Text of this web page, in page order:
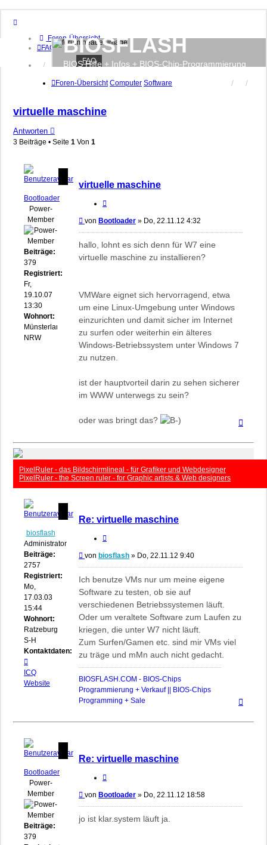
Foren-Übersicht
FAQ
Anmelden
BIOSFLASH
BIOS Hilfe + Infos + BIOS-Chip-Programmierung
FAQ
Foren-Übersicht Computer Software
virtuelle maschine
Antworten
3 Beiträge • Seite 1 Von 1
Bootloader
Power-
Member
Beiträge:
379
Registriert:
Fr,
19.10.07
13:30
Wohnort:
Münsterland
NRW
virtuelle maschine
Beitrag
von Bootloader » Do, 22.11.12 4:32
hallo, lohnt es sich denn für W7 eine
virtuelle maschine zu installieren?
VMWare eignet sich hervorragend, etwa
um eine Linux-Umgebung unter Windows
einzurichten und damit sicher im Internet
zu surfen oder weiterhin ein älteres
Windows-Betriebssystem unter Windows 7
zu nutzen.
ist der hauptvorteil darin zu sehen sicherer
im WWW unterwegs zu sein?
oder was bringt das?
PixelRuler - das Bildschirmlineal - für Grafiker und Webdesigner
PixelRuler - the Screen ruler - for Graphic artists & Web designers
biosflash
Administrator
Beiträge:
2757
Registriert:
Mo,
17.03.03
15:44
Wohnort:
Ratzeburg,
S-H
Kontaktdaten:
von
biosflash
ICQ
Website
Re: virtuelle maschine
Beitrag
von biosflash » Do, 22.11.12 9:40
Ich benutze VMs nur um meine eigene
Software zu testen, ob sie auf
verschiedenen Betriebssystemen läuft.
Oder um veraltete Software zum Laufen zu
kriegen, die unter W7 nicht läuft.
Zum Surfen/Gamen etc. sind mir VMs viel
zu träge und mMn auch nicht gedacht.
BIOSFLASH.COM - BIOS-Chips
Programmierung + Verkauf || BIOS-Chips
Programming + Sale
Bootloader
Power-
Member
Beiträge:
379
Re: virtuelle maschine
Beitrag
von Bootloader » Do, 22.11.12 18:58
jo ist klar.system läuft ja.